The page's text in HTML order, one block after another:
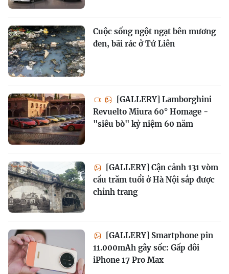
Cuộc sống ngột ngạt bên mương
đen, bãi rác ở Tứ Liên
[GALLERY] Lamborghini
Revuelto Miura 60° Homage -
"siêu bò" kỷ niệm 60 năm
[GALLERY] Cận cảnh 131 vòm
cầu trăm tuổi ở Hà Nội sắp được
chỉnh trang
[GALLERY] Smartphone pin
11.000mAh gây sốc: Gấp đôi
iPhone 17 Pro Max